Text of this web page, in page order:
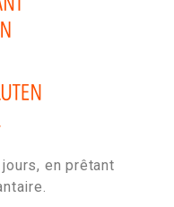
en prêtant